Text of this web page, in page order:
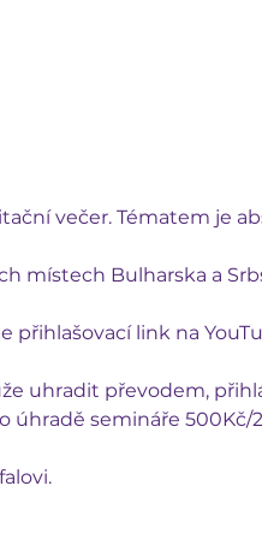
večer. Tématem je
místech Bulharska a
link na
uhradit převodem,
úhradě semináře 500Kč/